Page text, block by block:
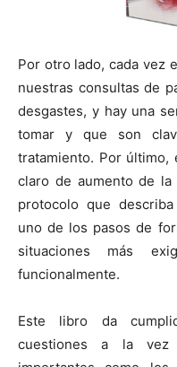
Por otro lado, cada vez
nuestras consultas de
desgastes, y hay una
tomar y que son
tratamiento. Por último,
claro de aumento de
protocolo que
uno de los pasos de
situaciones más
funcionalmente.
Este libro da
cuestiones a la vez